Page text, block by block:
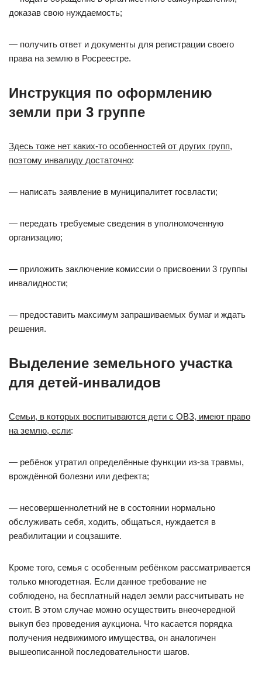
доказав свою нуждаемость;
— получить ответ и документы для регистрации своего
права на землю в Росреестре.
Инструкция по оформлению
земли при 3 группе
Здесь тоже нет каких-то особенностей от других групп,
поэтому инвалиду достаточно:
— написать заявление в муниципалитет госвласти;
— передать требуемые сведения в уполномоченную
организацию;
— приложить заключение комиссии о присвоении 3 группы
инвалидности;
— предоставить максимум запрашиваемых бумаг и ждать
решения.
Выделение земельного участка
для детей-инвалидов
Семьи, в которых воспитываются дети с ОВЗ, имеют право
на землю, если:
— ребёнок утратил определённые функции из-за травмы,
врождённой болезни или дефекта;
— несовершеннолетний не в состоянии нормально
обслуживать себя, ходить, общаться, нуждается в
реабилитации и соцзашите.
Кроме того, семья с особенным ребёнком рассматривается
только многодетная. Если данное требование не
соблюдено, на бесплатный надел земли рассчитывать не
стоит. В этом случае можно осуществить внеочередной
выкуп без проведения аукциона. Что касается порядка
получения недвижимого имущества, он аналогичен
вышеописанной последовательности шагов.